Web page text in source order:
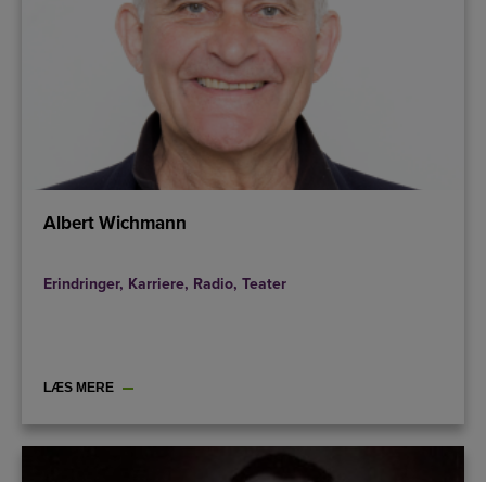
Albert Wichmann
Erindringer, Karriere, Radio, Teater
LÆS MERE